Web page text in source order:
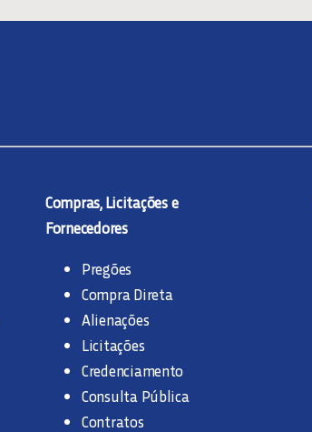
Compras, Licitações e
Fornecedores
Pregões
Compra Direta
Alienações
Licitações
Credenciamento
Consulta Pública
Contratos